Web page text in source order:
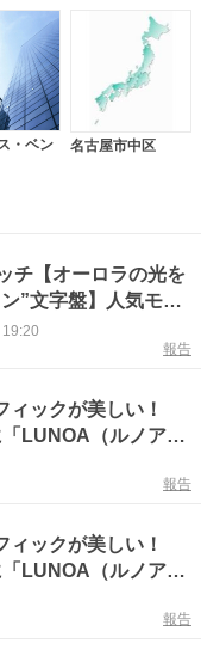
・ベン
名古屋市中区
チ【オーロラの光を
”文字盤】人気モデ
した“ベル&ロス”新
報告
ィックが美しい！
「LUNOA（ルノア）
報告
ィックが美しい！
「LUNOA（ルノア）
報告